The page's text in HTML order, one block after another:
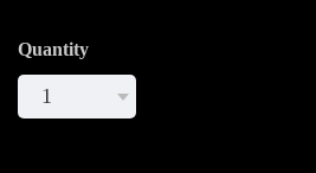
Quantity